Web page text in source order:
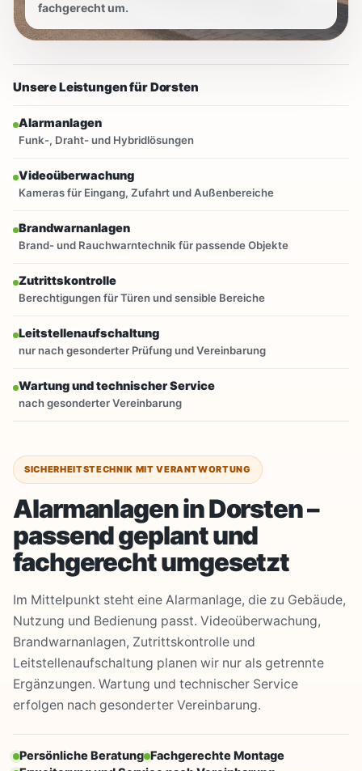
fachgerecht um.
Unsere Leistungen für Dorsten
Alarmanlagen
Funk-, Draht- und Hybridlösungen
Videoüberwachung
Kameras für Eingang, Zufahrt und Außenbereiche
Brandwarnanlagen
Brand- und Rauchwarntechnik für passende Objekte
Zutrittskontrolle
Berechtigungen für Türen und sensible Bereiche
Leitstellenaufschaltung
nur nach gesonderter Prüfung und Vereinbarung
Wartung und technischer Service
nach gesonderter Vereinbarung
SICHERHEITSTECHNIK MIT VERANTWORTUNG
Alarmanlagen in Dorsten –
passend geplant und
fachgerecht umgesetzt
Im Mittelpunkt steht eine Alarmanlage, die zu Gebäude,
Nutzung und Bedienung passt. Videoüberwachung,
Brandwarnanlagen, Zutrittskontrolle und
Leitstellenaufschaltung planen wir nur als getrennte
Ergänzungen. Wartung und technischer Service
erfolgen nach gesonderter Vereinbarung.
Persönliche Beratung Fachgerechte Montage